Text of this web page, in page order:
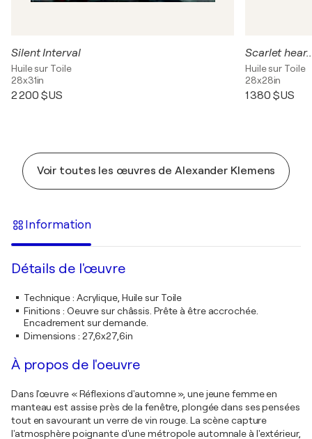
Silent Interval
Huile sur Toile
28x31in
2 200 $US
Scarlet
Huile sur Toile
28x28in
1 380 $US
Voir toutes les œuvres de Alexander Klemens
Information
Détails de l'œuvre
Technique: Acrylique, Huile sur Toile
Finitions : Oeuvre sur châssis. Prête à être accrochée.
Encadrement sur demande.
Dimensions : 27,6x27,6in
À propos de l'oeuvre
Dans l'œuvre « Réflexions d'automne », une jeune femme en
manteau est assise près de la fenêtre, plongée dans ses pensées
tout en savourant un verre de vin rouge. La scène capture
l'atmosphère poignante d'une métropole automnale à l'extérieur,